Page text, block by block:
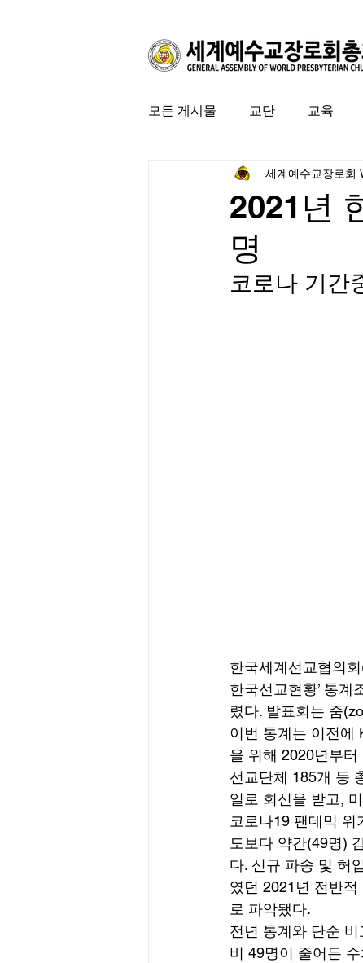
모든 게시물 교단 교육
특집 미국
2021년
명
세계예수교장로회
코로나 기간
한국세계선교협의
한국선교현황’ 통
렸다. 발표회는 줌
이번 통계는 이전에
을 위해 2020년부
선교단체 185개 등
일로 회신을 받고,
코로나19 팬데믹
도보다 약간(49명)
다. 신규 파송 및 허
였던 2021년 전반
로 파악됐다.
전년 통계와 단순
비 49명이 줄어든